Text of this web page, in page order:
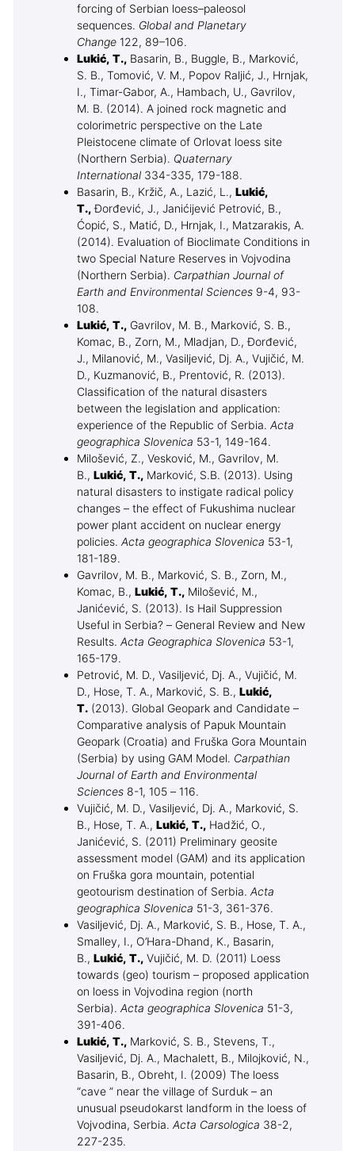
forcing of Serbian loess–paleosol
sequences. Global and Planetary
Change122, 89–106.
Lukić, T.,Basarin, B., Buggle, B., Marković,
S. B., Tomović, V. M., Popov Raljić, J., Hrnjak,
I., Timar-Gabor, A., Hambach, U., Gavrilov,
M. B. (2014). A joined rock magnetic and
colorimetric perspective on the Late
Pleistocene climate of Orlovat loess site
(Northern Serbia). Quaternary
International 334-335, 179-188.
Basarin, B., Kržič, A., Lazić, L., Lukić,
T.,Đorđević, J., Janićijević Petrović, B.,
Ćopić, S., Matić, D., Hrnjak, I., Matzarakis, A.
(2014). Evaluation of Bioclimate Conditions in
two Special Nature Reserves in Vojvodina
(Northern Serbia). Carpathian Journal of
Earth and Environmental Sciences 9-4, 93-
108.
Lukić, T.,Gavrilov, M. B., Marković, S. B.,
Komac, B., Zorn, M., Mladjan, D., Đorđević,
J., Milanović, M., Vasiljević, Dj. A., Vujičić, M.
D., Kuzmanović, B., Prentović, R. (2013).
Classification of the natural disasters
between the legislation and application:
experience of the Republic of Serbia. Acta
geographica Slovenica 53-1, 149-164.
Milošević, Z., Vesković, M., Gavrilov, M.
B., Lukić, T.,Marković, S.B. (2013). Using
natural disasters to instigate radical policy
changes – the effect of Fukushima nuclear
power plant accident on nuclear energy
policies. Acta geographica Slovenica 53-1,
181-189.
Gavrilov, M. B., Marković, S. B., Zorn, M.,
Komac, B., Lukić, T.,Milošević, M.,
Janićević, S. (2013). Is Hail Suppression
Useful in Serbia? – General Review and New
Results. Acta Geographica Slovenica 53-1,
165-179.
Petrović, M. D., Vasiljević, Dj. A., Vujičić, M.
D., Hose, T. A., Marković, S. B., Lukić,
T.(2013). Global Geopark and Candidate –
Comparative analysis of Papuk Mountain
Geopark (Croatia) and Fruška Gora Mountain
(Serbia) by using GAM Model. Carpathian
Journal of Earth and Environmental
Sciences8-1, 105 – 116.
Vujičić, M. D., Vasiljević, Dj. A., Marković, S.
B., Hose, T. A., Lukić, T.,Hadžić, O.,
Janićević, S. (2011) Preliminary geosite
assessment model (GAM) and its application
on Fruška gora mountain, potential
geotourism destination of Serbia. Acta
geographica Slovenica 51-3, 361-376.
Vasiljević, Dj. A., Marković, S. B., Hose, T. A.,
Smalley, I., O’Hara-Dhand, K., Basarin,
B., Lukić, T.,Vujičić, M. D. (2011) Loess
towards (geo) tourism – proposed application
on loess in Vojvodina region (north
Serbia). Acta geographica Slovenica 51-3,
391-406.
Lukić, T.,Marković, S. B., Stevens, T.,
Vasiljević, Dj. A., Machalett, B., Milojković, N.,
Basarin, B., Obreht, I. (2009) The loess
“cave ” near the village of Surduk – an
unusual pseudokarst landform in the loess of
Vojvodina, Serbia. Acta Carsologica 38-2,
227-235.